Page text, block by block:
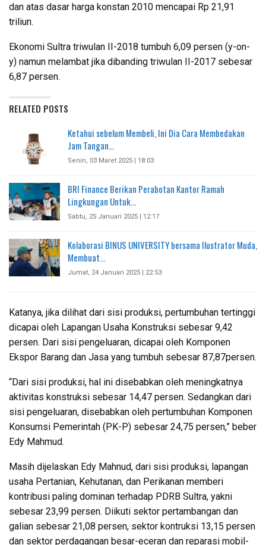
dan atas dasar harga konstan 2010 mencapai Rp 21,91
triliun.
Ekonomi Sultra triwulan II-2018 tumbuh 6,09 persen (y-on-
y) namun melambat jika dibanding triwulan II-2017 sebesar
6,87 persen.
RELATED POSTS
Ketahui sebelum Membeli, Ini Dia Cara Membedakan
Jam Tangan…
Senin, 03 Maret 2025 | 18:03
BRI Finance Berikan Perabotan Kantor Ramah
Lingkungan Untuk…
Sabtu, 25 Januari 2025 | 12:17
Kolaborasi BINUS UNIVERSITY bersama Ilustrator Muda,
Membuat…
Jumat, 24 Januari 2025 | 22:53
Katanya, jika dilihat dari sisi produksi, pertumbuhan tertinggi
dicapai oleh Lapangan Usaha Konstruksi sebesar 9,42
persen. Dari sisi pengeluaran, dicapai oleh Komponen
Ekspor Barang dan Jasa yang tumbuh sebesar 87,87persen.
“Dari sisi produksi, hal ini disebabkan oleh meningkatnya
aktivitas konstruksi sebesar 14,47 persen. Sedangkan dari
sisi pengeluaran, disebabkan oleh pertumbuhan Komponen
Konsumsi Pemerintah (PK-P) sebesar 24,75 persen,” beber
Edy Mahmud.
Masih dijelaskan Edy Mahnud, dari sisi produksi, lapangan
usaha Pertanian, Kehutanan, dan Perikanan memberi
kontribusi paling dominan terhadap PDRB Sultra, yakni
sebesar 23,99 persen. Diikuti sektor pertambangan dan
galian sebesar 21,08 persen, sektor kontruksi 13,15 persen
dan sektor perdagangan besar-eceran dan reparasi mobil-